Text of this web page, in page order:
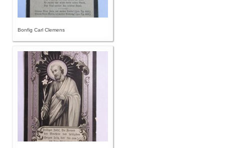
Bonfig Carl Clemens